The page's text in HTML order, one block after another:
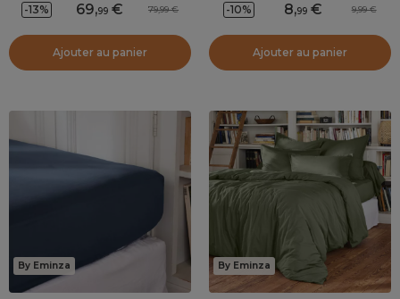
-13% 69,99 79,99
Ajouter au panier
-10% 8,99 9,99
Ajouter au panier
By Eminza By Eminza